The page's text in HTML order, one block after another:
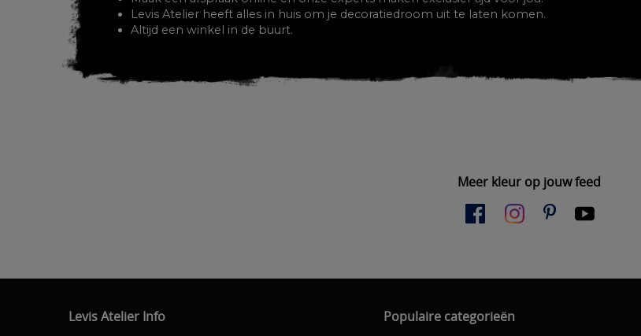
Levis Atelier heeft alles in huis om je decoratiedroom uit te laten komen.
Altijd een winkel in de buurt.
Meer kleur op jouw feed
Levis Atelier Info Populaire categorieën